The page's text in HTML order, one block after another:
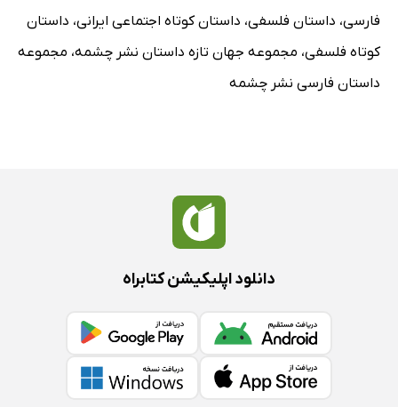
فارسی، داستان فلسفی، داستان کوتاه اجتماعی ایرانی، داستان
کوتاه فلسفی، مجموعه جهان تازه داستان نشر چشمه، مجموعه
داستان فارسی نشر چشمه
دانلود اپلیکیشن کتابراه